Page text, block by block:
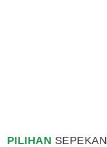
PILIHAN SEPEKAN